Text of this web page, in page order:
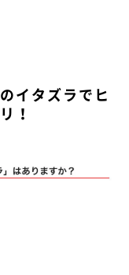
イタズラでヒ
！